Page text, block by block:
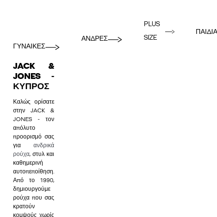
ΓΥΝΑΙΚΕΣ
ΑΝΔΡΕΣ
PLUS
SIZE
ΠΑΙΔΙΑ
JACK &
JONES -
ΚΎΠΡΟΣ
Καλώς ορίσατε
στην JACK &
JONES - τον
απόλυτο
προορισμό σας
για ανδρικά
ρούχα, στυλ και
καθημερινή
αυτοπεποίθηση.
Από το 1990,
δημιουργούμε
ρούχα που σας
κρατούν
κομψούς χωρίς